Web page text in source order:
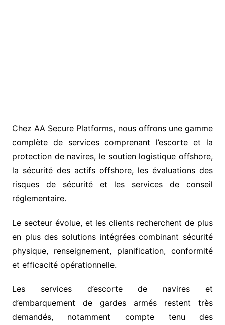
Chez AA Secure Platforms, nous offrons une gamme
complète de services comprenant l’escorte et la
protection de navires, le soutien logistique offshore,
la sécurité des actifs offshore, les évaluations des
risques de sécurité et les services de conseil
réglementaire.
Le secteur évolue, et les clients recherchent de plus
en plus des solutions intégrées combinant sécurité
physique, renseignement, planification, conformité
et efficacité opérationnelle.
Les services d’escorte de navires et
d’embarquement de gardes armés restent très
demandés, notamment compte tenu des